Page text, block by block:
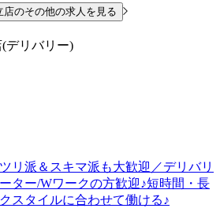
のその他の求人を見る
デリバリー)
リ派＆スキマ派も大歓迎／デリバリ
ター/Wワークの方歓迎♪短時間・長
スタイルに合わせて働ける♪